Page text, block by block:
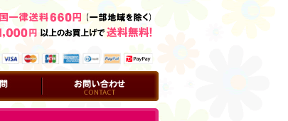
お問い合わせ